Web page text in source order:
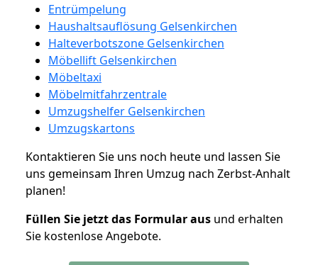
Entrümpelung
Haushaltsauflösung Gelsenkirchen
Halteverbotszone Gelsenkirchen
Möbellift Gelsenkirchen
Möbeltaxi
Möbelmitfahrzentrale
Umzugshelfer Gelsenkirchen
Umzugskartons
Kontaktieren Sie uns noch heute und lassen Sie
uns gemeinsam Ihren Umzug nach Zerbst-Anhalt
planen!
Füllen Sie jetzt das Formular aus und erhalten
Sie kostenlose Angebote.